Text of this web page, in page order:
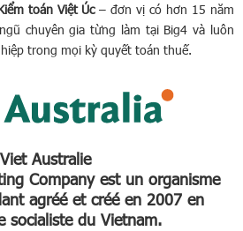
toán Việt Úc– đơn vị có hơn 15 năm
chuyên gia từng làm tại Big4 và luôn
trong mọi kỳ quyết toán thuế.
Viet Australie
Company est un organisme
agréé et créé en 2007 en
socialiste du Vietnam.